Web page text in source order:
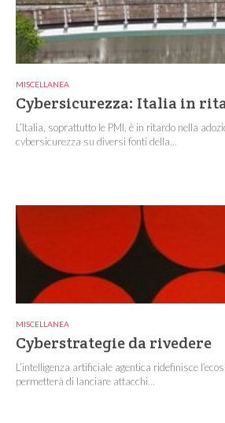
MISCELLANEA
Cybersicurezza: Italia in
L’Italia, soprattutto le PMI, è in ritardo nella
cybersicurezza su diversi fonti della...
MISCELLANEA
Cyberstrategie da rivedere
L’intelligenza artificiale agentica ridefinisce
permetterà di lanciare attacchi...